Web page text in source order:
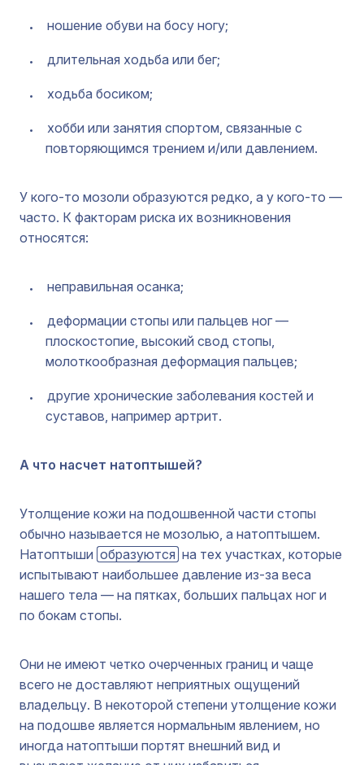
ношение обуви на босу ногу;
длительная ходьба или бег;
ходьба босиком;
хобби или занятия спортом, связанные с
повторяющимся трением и/или давлением.
У кого-то мозоли образуются редко, а у кого-то —
часто. К факторам риска их возникновения
относятся:
неправильная осанка;
деформации стопы или пальцев ног —
плоскостопие, высокий свод стопы,
молоткообразная деформация пальцев;
другие хронические заболевания костей и
суставов, например артрит.
А что насчет натоптышей?
Утолщение кожи на подошвенной части стопы
обычно называется не мозолью, а натоптышем.
Натоптыши образуются на тех участках, которые
испытывают наибольшее давление из-за веса
нашего тела — на пятках, больших пальцах ног и
по бокам стопы.
Они не имеют четко очерченных границ и чаще
всего не доставляют неприятных ощущений
владельцу. В некоторой степени утолщение кожи
на подошве является нормальным явлением, но
иногда натоптыши портят внешний вид и